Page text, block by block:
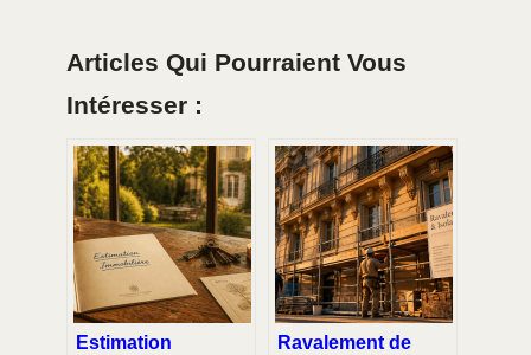
Articles Qui Pourraient Vous
Intéresser :
Estimation
Ravalement de